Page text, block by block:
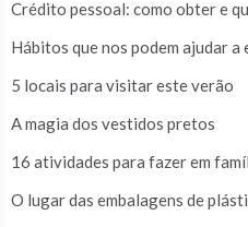
Crédito pessoal: como obter e
Hábitos que nos podem ajudar
5 locais para visitar este verão
A magia dos vestidos pretos
16 atividades para fazer em
O lugar das embalagens de